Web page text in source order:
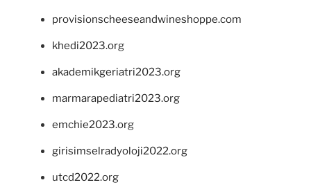
provisionscheeseandwineshoppe.com
khedi2023.org
akademikgeriatri2023.org
marmarapediatri2023.org
emchie2023.org
girisimselradyoloji2022.org
utcd2022.org